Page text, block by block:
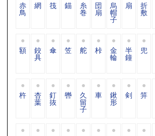
赤
鳥
網 筏 錨 糸
巻
団
扇
烏
帽
子
扇 折
敷
額 鉸
具
傘 笠 舵 桛 金
輪
半
鐘
兜
杵 杏
葉
釘
抜
轡 久
留
子
車 鍬
形
剣 笄